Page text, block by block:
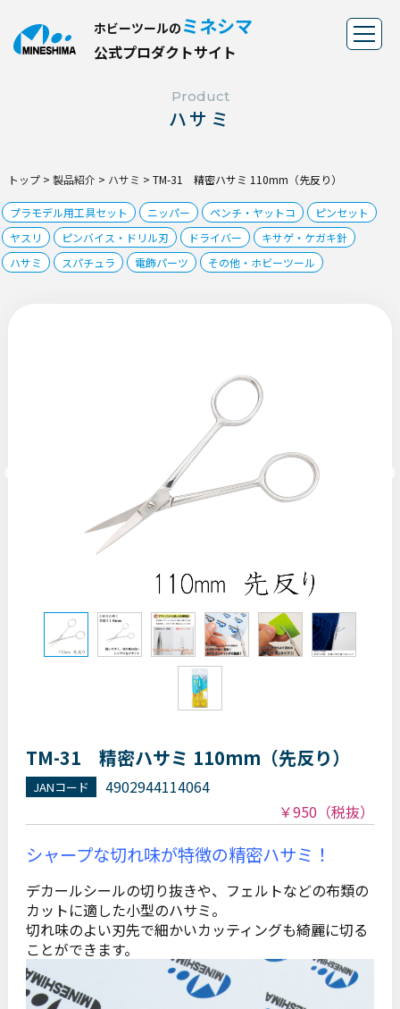
ホビーツールの ミネシマ
公式プロダク トサイ ト
Product
ハサミ
トップ> 製品紹介 > ハサミ > TM-31 精密ハサミ 110mm（先反り）
プラモデル用工具セット ニッパー ペンチ・ヤットコ
ピンセット
ヤスリ
ピンバイス・ドリル刃 ドライバー
キサゲ・ケガキ針
ハサミ
スパチュラ 電飾パーツ その他・ホビーツール
TM-31 精密ハサミ 110mm（先反り）
JANコード
4902944114064
￥950 （税抜）
シャープな切れ味が特徴の精密ハサミ！
デカールシールの切り抜きや、フェルトなどの布類の
カットに適した小型のハサミ。
切れ味のよい刃先で細かいカッティングも綺麗に切る
ことができます。